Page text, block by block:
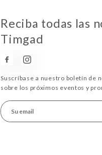
Reciba todas las
Timgad
Suscríbase a nuestro boletín de
sobre los próximos eventos y